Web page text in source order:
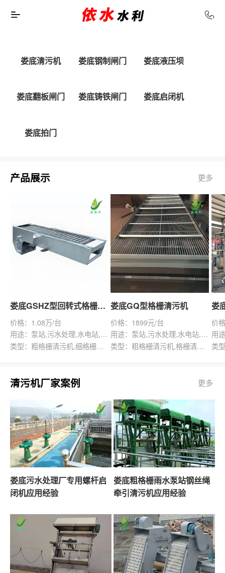
娄底清污机 娄底钢制闸门 娄底液压坝
娄底翻板闸门 娄底铸铁闸门 娄底启闭机
娄底拍门
产品展示 更多
娄底GSHZ型回转式格栅除污机
价格：1.08万/台
用途：泵站,污水处理,水电站,自来水厂,渠道,水产养殖,化工,纺织,给排水工程
类型：粗格栅清污机,细格栅清污机,格栅清污机,回转式清污机
娄底GQ型格栅清污机
价格：1899元/台
用途：泵站,污水处理,水电站,自来水厂,给排水工程
类型：粗格栅清污机,格栅清污机,回转式清污机
价
清污机厂家案例 更多
娄底污水处理厂专用螺杆启
闭机应用经验
娄底粗格栅雨水泵站钢丝绳
牵引清污机应用经验